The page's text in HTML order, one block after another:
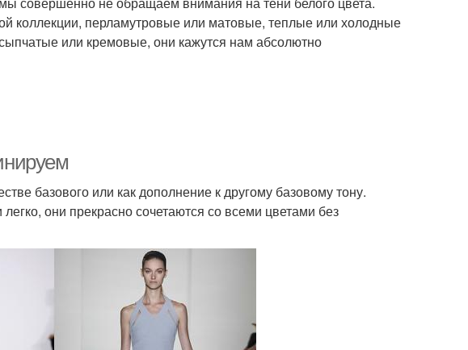
коллекции, перламутровые или матовые, теплые или холодные
или кремовые, они кажутся нам абсолютно
базового или как дополнение к другому базовому тону.
они прекрасно сочетаются со всеми цветами без